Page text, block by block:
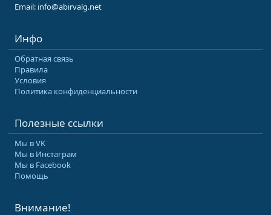
Email: info@abirvalg.net
Инфо
Обратная связь
Правила
Условия
Политика конфиденциальности
Полезные ссылки
Мы в VK
Мы в Инстаграм
Мы в Facebook
Помощь
Внимание!